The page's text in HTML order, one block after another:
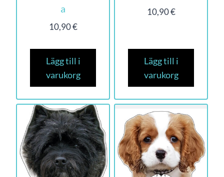
a
10,90€
Lägg till i
varukorg
10,90€
Lägg till i
varukorg